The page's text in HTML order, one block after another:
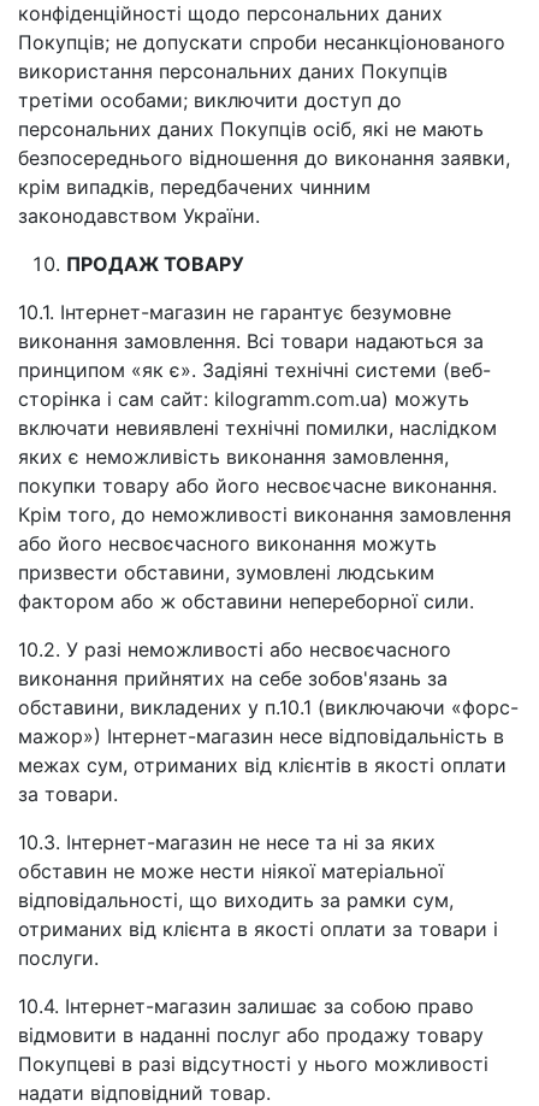
конфіденційності щодо персональних даних
Покупців; не допускати спроби несанкціонованого
використання персональних даних Покупців
третіми особами; виключити доступ до
персональних даних Покупців осіб, які не мають
безпосереднього відношення до виконання заявки,
крім випадків, передбачених чинним
законодавством України.
ПРОДАЖ ТОВАРУ
10.1. Інтернет-магазин не гарантує безумовне
виконання замовлення. Всі товари надаються за
принципом «як є». Задіяні технічні системи (веб-
сторінка і сам сайт: kilogramm.com.ua) можуть
включати невиявлені технічні помилки, наслідком
яких є неможливість виконання замовлення,
покупки товару або його несвоєчасне виконання.
Крім того, до неможливості виконання замовлення
або його несвоєчасного виконання можуть
призвести обставини, зумовлені людським
фактором або ж обставини непереборної сили.
10.2. У разі неможливості або несвоєчасного
виконання прийнятих на себе зобов'язань за
обставини, викладених у п.10.1 (виключаючи «форс-
мажор») Інтернет-магазин несе відповідальність в
межах сум, отриманих від клієнтів в якості оплати
за товари.
10.3. Інтернет-магазин не несе та ні за яких
обставин не може нести ніякої матеріальної
відповідальності, що виходить за рамки сум,
отриманих від клієнта в якості оплати за товари і
послуги.
10.4. Інтернет-магазин залишає за собою право
відмовити в наданні послуг або продажу товару
Покупцеві в разі відсутності у нього можливості
надати відповідний товар.